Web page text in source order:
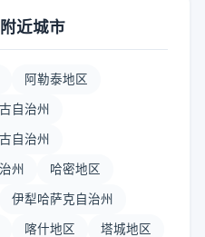
近城市
阿勒泰地区
自治州
自治州
州 哈密地区
伊犁哈萨克自治州
喀什地区 塔城地区